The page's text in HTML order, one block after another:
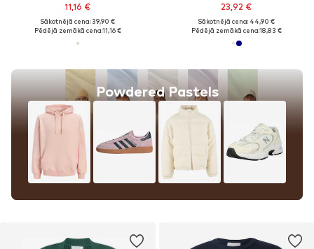
11,16 €
Sākotnējā cena: 39,90 €
Pēdējā zemākā cena:11,16 €
Powdered Pastels
23,92 €
Sākotnējā cena: 44,90 €
Pēdējā zemākā cena:18,83 €